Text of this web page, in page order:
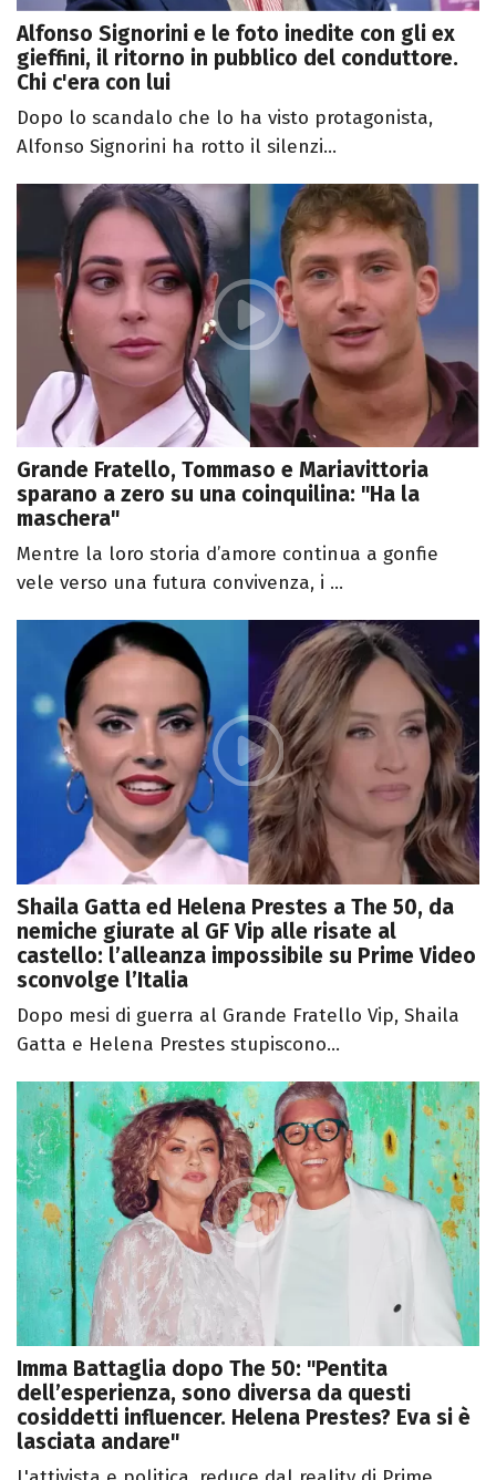
Alfonso Signorini e le foto inedite con gli ex
gieffini, il ritorno in pubblico del conduttore.
Chi c'era con lui
Dopo lo scandalo che lo ha visto protagonista,
Alfonso Signorini ha rotto il silenzi...
Grande Fratello, Tommaso e Mariavittoria
sparano a zero su una coinquilina: "Ha la
maschera"
Mentre la loro storia d’amore continua a gonfie
vele verso una futura convivenza, i ...
Shaila Gatta ed Helena Prestes a The 50, da
nemiche giurate al GF Vip alle risate al
castello: l’alleanza impossibile su Prime Video
sconvolge l’Italia
Dopo mesi di guerra al Grande Fratello Vip, Shaila
Gatta e Helena Prestes stupiscono...
Imma Battaglia dopo The 50: "Pentita
dell’esperienza, sono diversa da questi
cosiddetti influencer. Helena Prestes? Eva si è
lasciata andare"